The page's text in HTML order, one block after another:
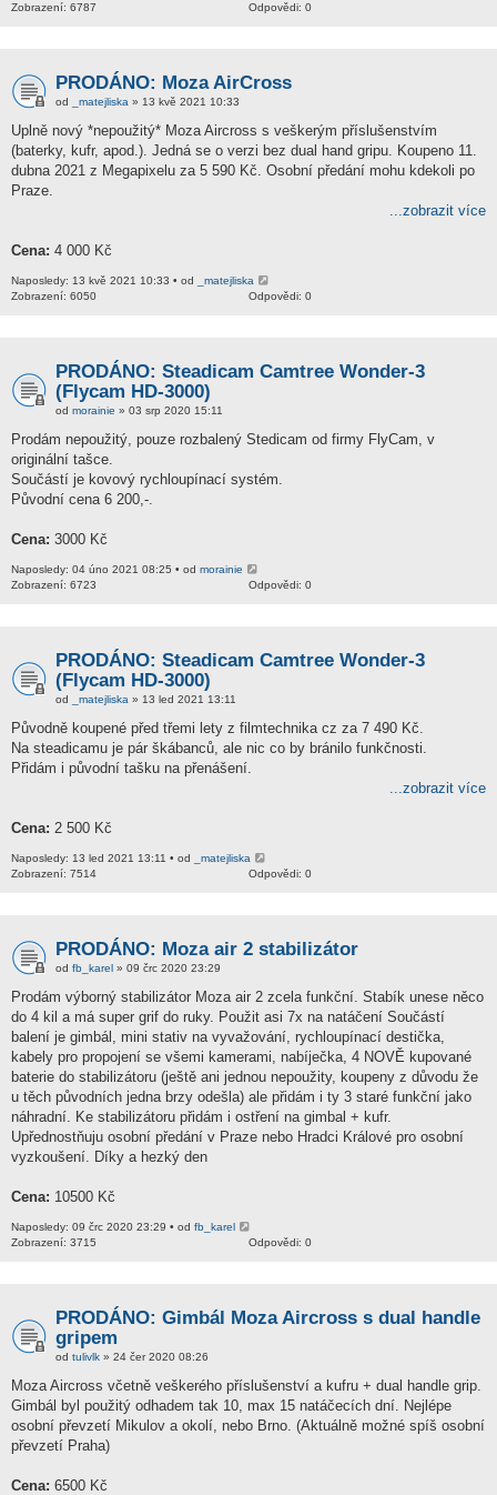
Odpovědi: 0
Zobrazení: 6787
PRODÁNO: Moza AirCross
od _matejliska » 13 kvě 2021 10:33
Uplně nový *nepoužitý* Moza Aircross s veškerým příslušenstvím
(baterky, kufr, apod.). Jedná se o verzi bez dual hand gripu. Koupeno 11.
dubna 2021 z Megapixelu za 5 590 Kč. Osobní předání mohu kdekoli po
Praze.
...zobrazit více
Cena: 4 000 Kč
Naposledy: 13 kvě 2021 10:33 • od
_matejliska
Odpovědi: 0
Zobrazení: 6050
PRODÁNO: Steadicam Camtree Wonder-3
(Flycam HD-3000)
od morainie » 03 srp 2020 15:11
Prodám nepoužitý, pouze rozbalený Stedicam od firmy FlyCam, v
originální tašce.
Součástí je kovový rychloupínací systém.
Původní cena 6 200,-.
Cena: 3000 Kč
Naposledy: 04 úno 2021 08:25 • od morainie
Odpovědi: 0
Zobrazení: 6723
PRODÁNO: Steadicam Camtree Wonder-3
(Flycam HD-3000)
od _matejliska » 13 led 2021 13:11
Původně koupené před třemi lety z filmtechnika cz za 7 490 Kč.
Na steadicamu je pár škábanců, ale nic co by bránilo funkčnosti.
Přidám i původní tašku na přenášení.
...zobrazit více
Cena: 2 500 Kč
Naposledy: 13 led 2021 13:11 • od
_matejliska
Odpovědi: 0
Zobrazení: 7514
PRODÁNO: Moza air 2 stabilizátor
od fb_karel » 09 črc 2020 23:29
Prodám výborný stabilizátor Moza air 2 zcela funkční. Stabík unese něco
do 4 kil a má super grif do ruky. Použit asi 7x na natáčení Součástí
balení je gimbál, mini stativ na vyvažování, rychloupínací destička,
kabely pro propojení se všemi kamerami, nabíječka, 4 NOVĚ kupované
baterie do stabilizátoru (ještě ani jednou nepoužity, koupeny z důvodu že
u těch původních jedna brzy odešla) ale přidám i ty 3 staré funkční jako
náhradní. Ke stabilizátoru přidám i ostření na gimbal + kufr.
Upřednostňuju osobní předání v Praze nebo Hradci Králové pro osobní
vyzkoušení. Díky a hezký den
Cena: 10500 Kč
Naposledy: 09 črc 2020 23:29 • od fb_karel
Odpovědi: 0
Zobrazení: 3715
PRODÁNO: Gimbál Moza Aircross s dual handle
gripem
od tulivlk » 24 čer 2020 08:26
Moza Aircross včetně veškerého příslušenství a kufru + dual handle grip.
Gimbál byl použitý odhadem tak 10, max 15 natáčecích dní. Nejlépe
osobní převzetí Mikulov a okolí, nebo Brno. (Aktuálně možné spíš osobní
převzetí Praha)
Cena: 6500 Kč